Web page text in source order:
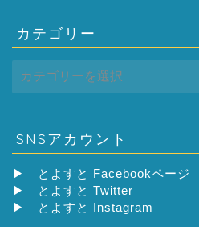
カテゴリー
SNSアカウント
▶
とよすと Facebookページ
▶
とよすと Twitter
▶
とよすと Instagram